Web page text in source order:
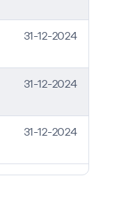
31-12-2024
31-12-2024
31-12-2024